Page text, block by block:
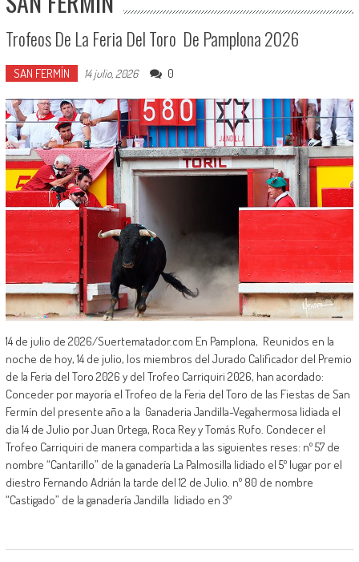
Trofeos De La Feria Del Toro De Pamplona 2026
SAN FERMÍN 14 julio, 2026 0
14 de julio de 2026/Suertematador.com En Pamplona, Reunidos en la
noche de hoy, 14 de julio, los miembros del Jurado Calificador del Premio
de la Feria del Toro 2026 y del Trofeo Carriquiri 2026, han acordado:
Conceder por mayoría el Trofeo de la Feria del Toro de las Fiestas de San
Fermín del presente año a la Ganaderia Jandilla-Vegahermosa lidiada el
dia 14 de Julio por Juan Ortega, Roca Rey y Tomás Rufo. Condecer el
Trofeo Carriquiri de manera compartida a las siguientes reses: nº 57 de
nombre “Cantarillo” de la ganadería La Palmosilla lidiado el 5º lugar por el
diestro Fernando Adrián la tarde del 12 de Julio. nº 80 de nombre
“Castigado” de la ganadería Jandilla lidiado en 3º